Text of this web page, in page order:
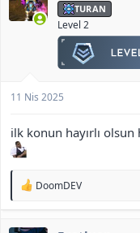
r
:
TURAN
Level 2
11 Nis 2025
ilk konun hayırlı
T
p
DoomDEV